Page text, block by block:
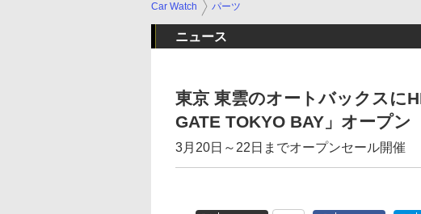
Car Watch パーツ
ニュース
東京 東雲のオートバックスに
GATE TOKYO BAY」オープン
3月20日～22日までオープンセール開催